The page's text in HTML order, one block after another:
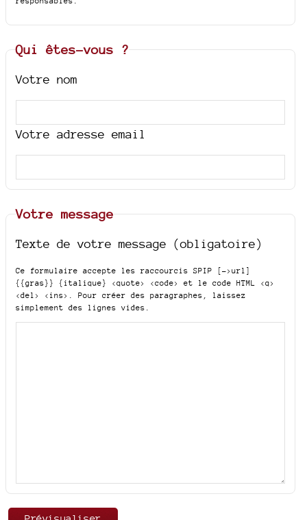
Qui êtes-vous ?
Votre nom
Votre adresse email
Votre message
Texte de votre message (obligatoire)
Ce formulaire accepte les raccourcis SPIP
[->url]
{{gras}} {italique} <quote> <code>
et le code HTML <q>
<del> <ins>
. Pour créer des paragraphes, laissez
simplement des lignes vides.